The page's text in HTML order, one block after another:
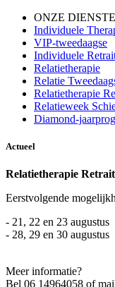
ONZE
Individuele
VIP-tweedaagse
Individuele
Relatietherapie
Relatie
Relatietherapie
Relatieweek
Diamond-
Actueel
Relatietherapie
Eerstvolgende
- 21, 22 en 23 augustus
- 28, 29 en 30 augustus
Meer informatie?
Bel 06 14964058 of